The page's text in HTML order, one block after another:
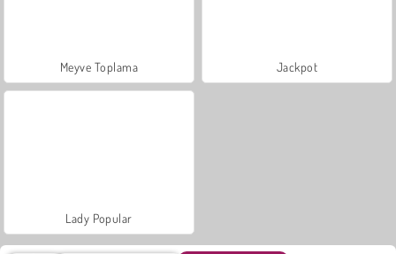
Meyve Toplama Jackpot
Lady Popular